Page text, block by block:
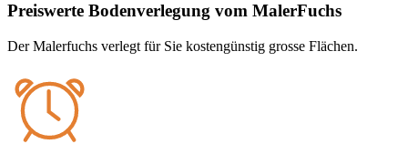
Preiswerte Bodenverlegung vom MalerFuchs
Der Malerfuchs verlegt für Sie kostengünstig grosse Flächen.